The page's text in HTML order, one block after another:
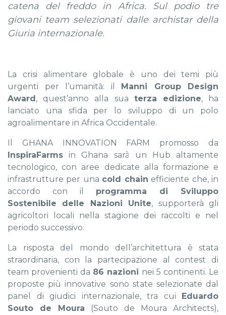
catena del freddo in Africa. Sul podio tre
giovani team selezionati dalle archistar della
Giuria internazionale.
La crisi alimentare globale è uno dei temi più
urgenti per l’umanità: il
Manni Group Design
Award , quest’anno alla sua terza edizione, ha
lanciato una sfida per lo sviluppo di un polo
agroalimentare in Africa Occidentale.
Il GHANA INNOVATION FARM promosso da
InspiraFarms in Ghana sarà un Hub altamente
tecnologico, con aree dedicate alla formazione e
infrastrutture per una cold chain efficiente che, in
accordo con il programma di Sviluppo
Sostenibile delle Nazioni Unite, supporterà gli
agricoltori locali nella stagione dei raccolti e nel
periodo successivo.
La risposta del mondo dell’architettura è stata
straordinaria, con la partecipazione al contest di
team provenienti da 86 nazioni nei 5 continenti. Le
proposte più innovative sono state selezionate dal
panel di giudici internazionale, tra cui
Eduardo
Souto de Moura (Souto de Moura Architects),